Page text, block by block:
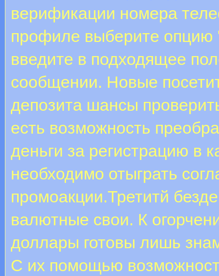
верификации номера
профиле выберите опцию
введите в подходящее
сообщении. Новые
депозита шансы
есть возможность
деньги за регистрацию в
необходимо отыграть
промоакции.Третитй
валютные свои. К
доллары готовы лишь
С их помощью